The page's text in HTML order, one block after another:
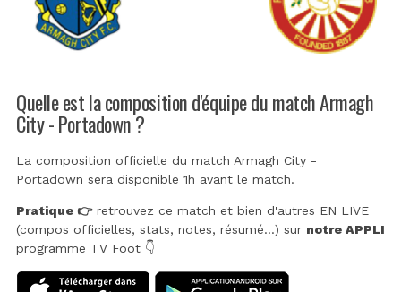
Quelle est la composition d'équipe du match Armagh
City - Portadown ?
La composition officielle du match Armagh City -
Portadown sera disponible 1h avant le match.
Pratique 👉retrouvez ce match et bien d'autres EN LIVE
(compos officielles, stats, notes, résumé...) sur notre APPLI
programme TV Foot 👇